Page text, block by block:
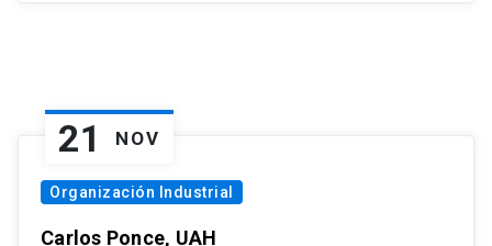
21 NOV
Organización Industrial
Carlos Ponce, UAH